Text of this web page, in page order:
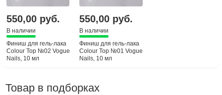
550,00 руб.
В наличии
Финиш для гель-лака
Colour Top №02 Vogue
Nails, 10 мл
550,00 руб.
В наличии
Финиш для гель-лака
Colour Top №01 Vogue
Nails, 10 мл
Товар в подборках